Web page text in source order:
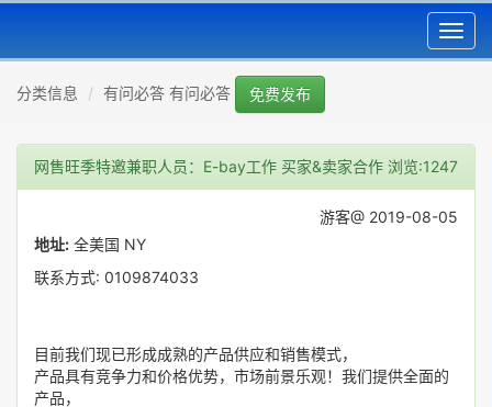
分类信息 有问必答 有问必答 免费发布
网售旺季特邀兼职人员：E-bay工作 买家&卖家合作 浏览:1247
游客@ 2019-08-05
地址: 全美国 NY
联系方式: 0109874033
目前我们现已形成成熟的产品供应和销售模式，
产品具有竞争力和价格优势，市场前景乐观！我们提供全面的
产品，